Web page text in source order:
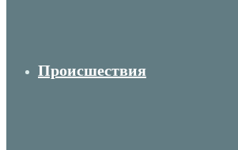
Происшествия